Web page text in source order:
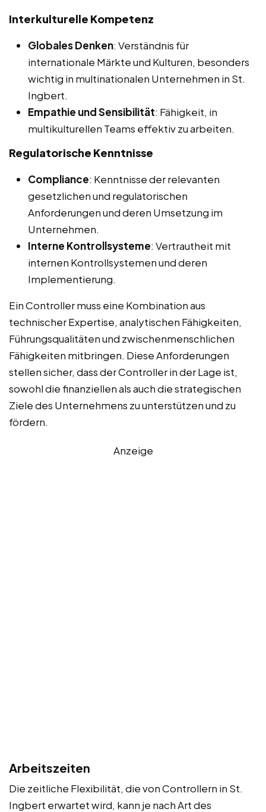
Interkulturelle Kompetenz
Globales Denken: Verständnis für
internationale Märkte und Kulturen, besonders
wichtig in multinationalen Unternehmen in St.
Ingbert.
Empathie und Sensibilität: Fähigkeit, in
multikulturellen Teams effektiv zu arbeiten.
Regulatorische Kenntnisse
Compliance: Kenntnisse der relevanten
gesetzlichen und regulatorischen
Anforderungen und deren Umsetzung im
Unternehmen.
Interne Kontrollsysteme: Vertrautheit mit
internen Kontrollsystemen und deren
Implementierung.
Ein Controller muss eine Kombination aus
technischer Expertise, analytischen Fähigkeiten,
Führungsqualitäten und zwischenmenschlichen
Fähigkeiten mitbringen. Diese Anforderungen
stellen sicher, dass der Controller in der Lage ist,
sowohl die finanziellen als auch die strategischen
Ziele des Unternehmens zu unterstützen und zu
fördern.
Anzeige
Arbeitszeiten
Die zeitliche Flexibilität, die von Controllern in St.
Ingbert erwartet wird, kann je nach Art des